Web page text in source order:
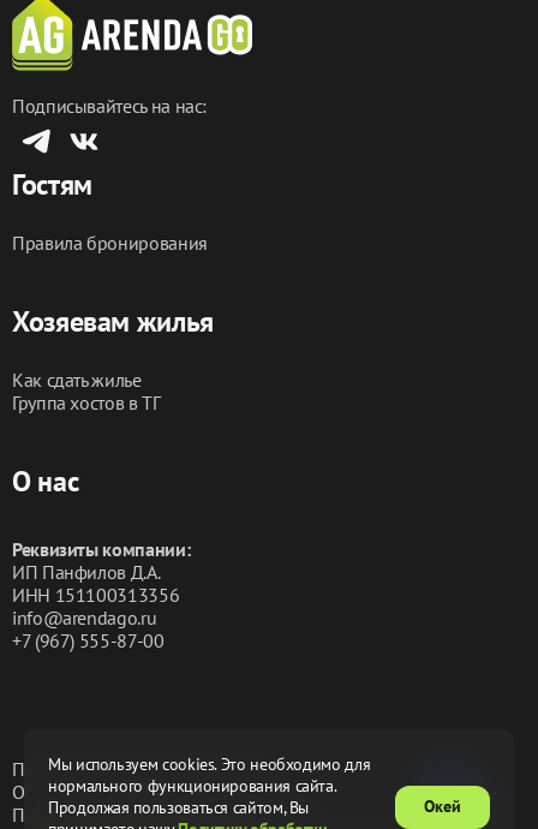
Мы используем cookies. Это необходимо для
нормального функционирования сайта.
Продолжая пользоваться сайтом, Вы
Окей
Подписывайтесь на нас:
Гостям
Правила бронирования
Хозяевам жилья
Как сдать жилье
Группа хостов в ТГ
О нас
Реквизиты компании:
ИП Панфилов Д.А.
ИНН 151100313356
info@arendago.ru
+7 (967) 555-87-00
Политика конфиденциальности
Обработка персональных данных
Пользовательское соглашениеОферта